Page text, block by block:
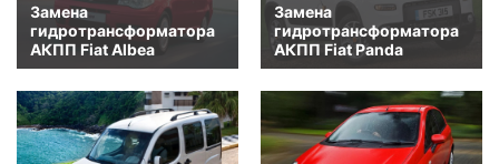
Замена
гидротрансформатора
АКПП Fiat Albea
Замена
гидротрансформатора
АКПП Fiat Panda